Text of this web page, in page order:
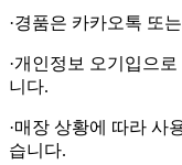
·경품은 카카오톡 또
·개인정보 오기입으
니다.
·매장 상황에 따라 사
습니다.